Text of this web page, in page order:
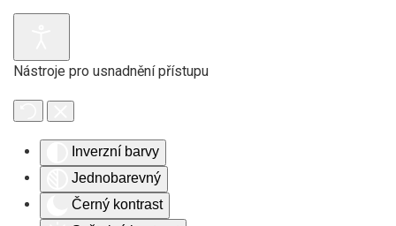
Nástroje pro usnadnění přístupu
Inverzní barvy
Jednobarevný
Černý kontrast